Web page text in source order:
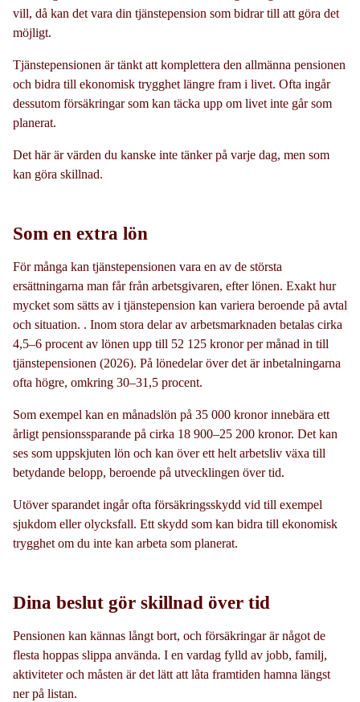
vill, då kan det vara din tjänstepension som bidrar till att göra det
möjligt.
Tjänstepensionen är tänkt att komplettera den allmänna pensionen
och bidra till ekonomisk trygghet längre fram i livet. Ofta ingår
dessutom försäkringar som kan täcka upp om livet inte går som
planerat.
Det här är värden du kanske inte tänker på varje dag, men som
kan göra skillnad.
Som en extra lön
För många kan tjänstepensionen vara en av de största
ersättningarna man får från arbetsgivaren, efter lönen. Exakt hur
mycket som sätts av i tjänstepension kan variera beroende på avtal
och situation. . Inom stora delar av arbetsmarknaden betalas cirka
4,5–6 procent av lönen upp till 52 125 kronor per månad in till
tjänstepensionen (2026). På lönedelar över det är inbetalningarna
ofta högre, omkring 30–31,5 procent.
Som exempel kan en månadslön på 35 000 kronor innebära ett
årligt pensionssparande på cirka 18 900–25 200 kronor. Det kan
ses som uppskjuten lön och kan över ett helt arbetsliv växa till
betydande belopp, beroende på utvecklingen över tid.
Utöver sparandet ingår ofta försäkringsskydd vid till exempel
sjukdom eller olycksfall. Ett skydd som kan bidra till ekonomisk
trygghet om du inte kan arbeta som planerat.
Dina beslut gör skillnad över tid
Pensionen kan kännas långt bort, och försäkringar är något de
flesta hoppas slippa använda. I en vardag fylld av jobb, familj,
aktiviteter och måsten är det lätt att låta framtiden hamna längst
ner på listan.